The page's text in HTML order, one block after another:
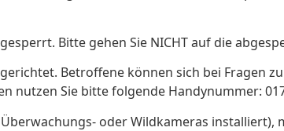
Bitte gehen Sie NICHT auf die
Betroffene können sich bei Fragen
nutzen Sie bitte folgende Handynummer:
oder Wildkameras installiert),